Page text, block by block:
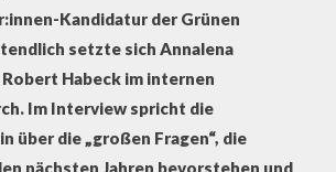
Kandidatur der Grünen
setzte sich Annalena
Habeck im internen
Im Interview spricht die
über die „großen Fragen“, die
nächsten Jahren bevorstehen und